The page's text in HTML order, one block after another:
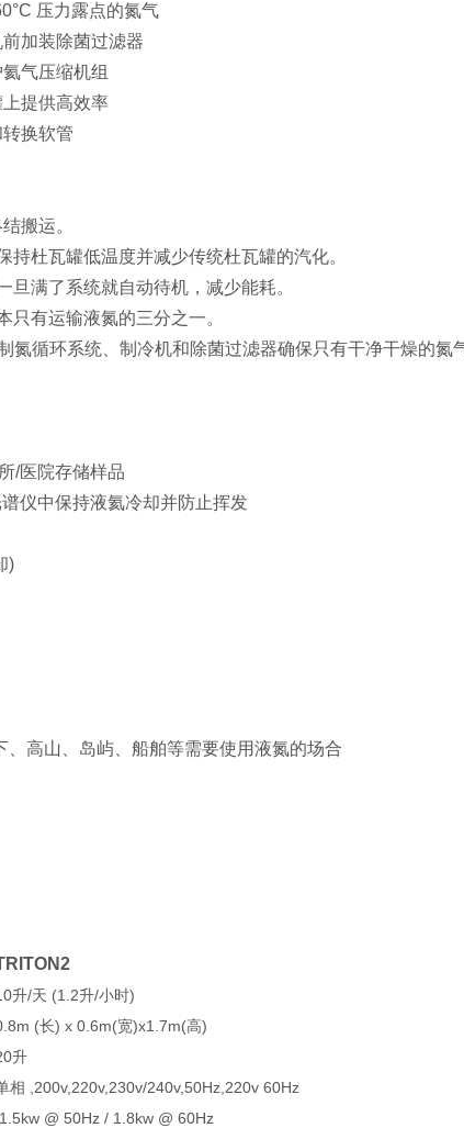
压力露点的氮气
加装除菌过滤器
气压缩机组
提供高效率
换软管
搬运。
持杜瓦罐低温度并减少传统杜瓦罐的汽化。
旦满了系统就自动待机，减少能耗。
只有运输液氮的三分之一。
氮循环系统、制冷机和除菌过滤器确保只有干净干燥的氮
/医院存储样品
仪中保持液氦冷却并防止挥发
)
、高山、岛屿、船舶等需要使用液氮的场合
升/天 (1.2升/小时)
(长) x 0.6m(宽)x1.7m(高)
升
相 ,200v,220v,230v/240v,50Hz,220v 60Hz
1.5kw @ 50Hz / 1.8kw @ 60Hz